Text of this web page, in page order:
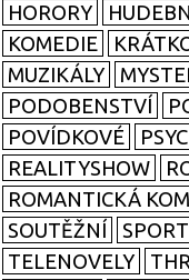
HORORY
KOMEDIE
MUZIKÁLY
PODOBENSTVÍ
POVÍDKOVÉ
REALITYSHOW
ROMANTICKÁ
SOUTĚŽNÍ
TELENOVELY